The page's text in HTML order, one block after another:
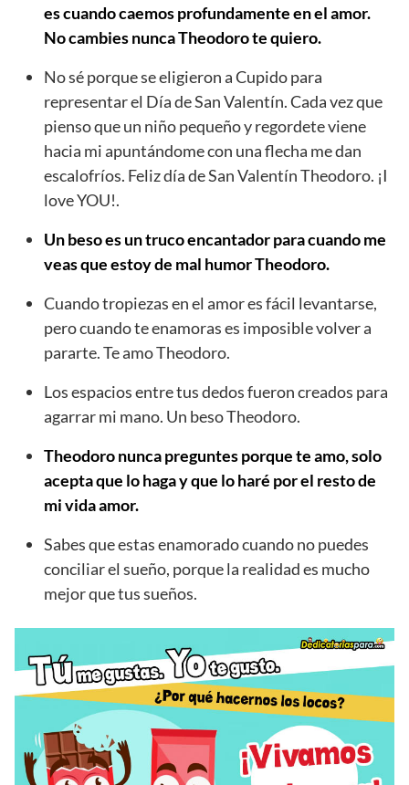
es cuando caemos profundamente en el amor.
No cambies nunca Theodoro te quiero.
No sé porque se eligieron a Cupido para
representar el Día de San Valentín. Cada vez que
pienso que un niño pequeño y regordete viene
hacia mi apuntándome con una flecha me dan
escalofríos. Feliz día de San Valentín Theodoro. ¡I
love YOU!.
Un beso es un truco encantador para cuando me
veas que estoy de mal humor Theodoro.
Cuando tropiezas en el amor es fácil levantarse,
pero cuando te enamoras es imposible volver a
pararte. Te amo Theodoro.
Los espacios entre tus dedos fueron creados para
agarrar mi mano. Un beso Theodoro.
Theodoro nunca preguntes porque te amo, solo
acepta que lo haga y que lo haré por el resto de
mi vida amor.
Sabes que estas enamorado cuando no puedes
conciliar el sueño, porque la realidad es mucho
mejor que tus sueños.